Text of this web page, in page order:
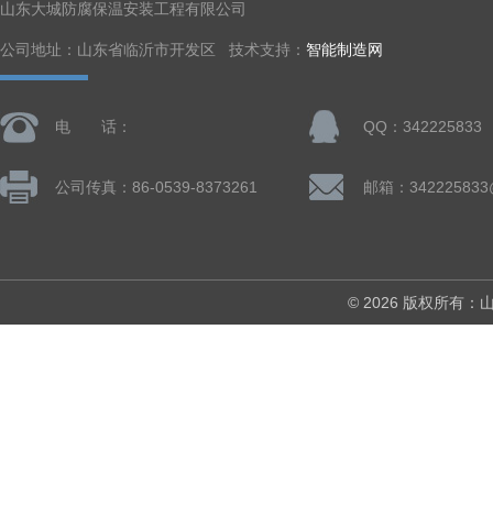
山东大城防腐保温安装工程有限公司
公司地址：山东省临沂市开发区 技术支持： 智能制造网
电 话： QQ：342225833
公司传真：86-0539-8373261 邮箱：
© 2026 版权所有：